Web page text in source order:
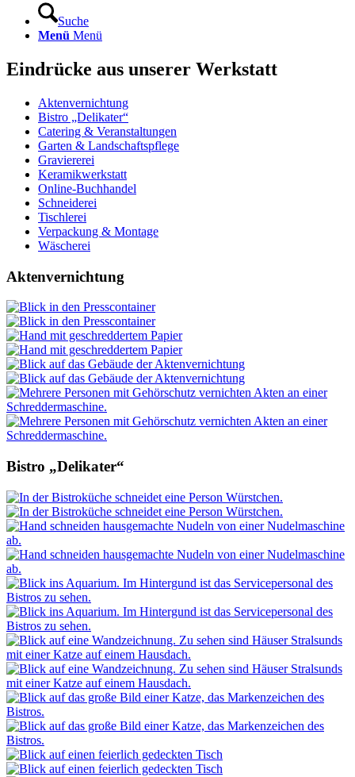
Suche
Menü Menü
Eindrücke aus unserer Werkstatt
Aktenvernichtung
Bistro „Delikater“
Catering & Veranstaltungen
Garten & Landschaftspflege
Graviererei
Keramikwerkstatt
Online-Buchhandel
Schneiderei
Tischlerei
Verpackung & Montage
Wäscherei
Aktenvernichtung
Bistro „Delikater“